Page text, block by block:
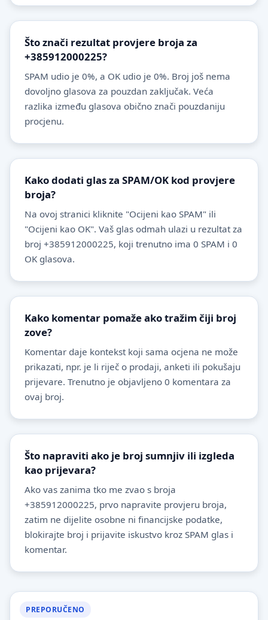
Što znači rezultat provjere broja za
+385912000225?
SPAM udio je 0%, a OK udio je 0%. Broj još nema
dovoljno glasova za pouzdan zaključak. Veća
razlika između glasova obično znači pouzdaniju
procjenu.
Kako dodati glas za SPAM/OK kod provjere
broja?
Na ovoj stranici kliknite "Ocijeni kao SPAM" ili
"Ocijeni kao OK". Vaš glas odmah ulazi u rezultat za
broj +385912000225, koji trenutno ima 0 SPAM i 0
OK glasova.
Kako komentar pomaže ako tražim čiji broj
zove?
Komentar daje kontekst koji sama ocjena ne može
prikazati, npr. je li riječ o prodaji, anketi ili pokušaju
prijevare. Trenutno je objavljeno 0 komentara za
ovaj broj.
Što napraviti ako je broj sumnjiv ili izgleda
kao prijevara?
Ako vas zanima tko me zvao s broja
+385912000225, prvo napravite provjeru broja,
zatim ne dijelite osobne ni financijske podatke,
blokirajte broj i prijavite iskustvo kroz SPAM glas i
komentar.
PREPORUČENO